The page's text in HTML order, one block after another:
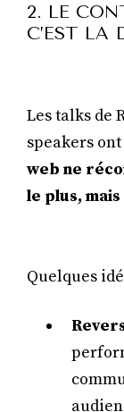
2. LE
C’EST LA
Les talks de
speakers
web ne
le plus,
Quelques